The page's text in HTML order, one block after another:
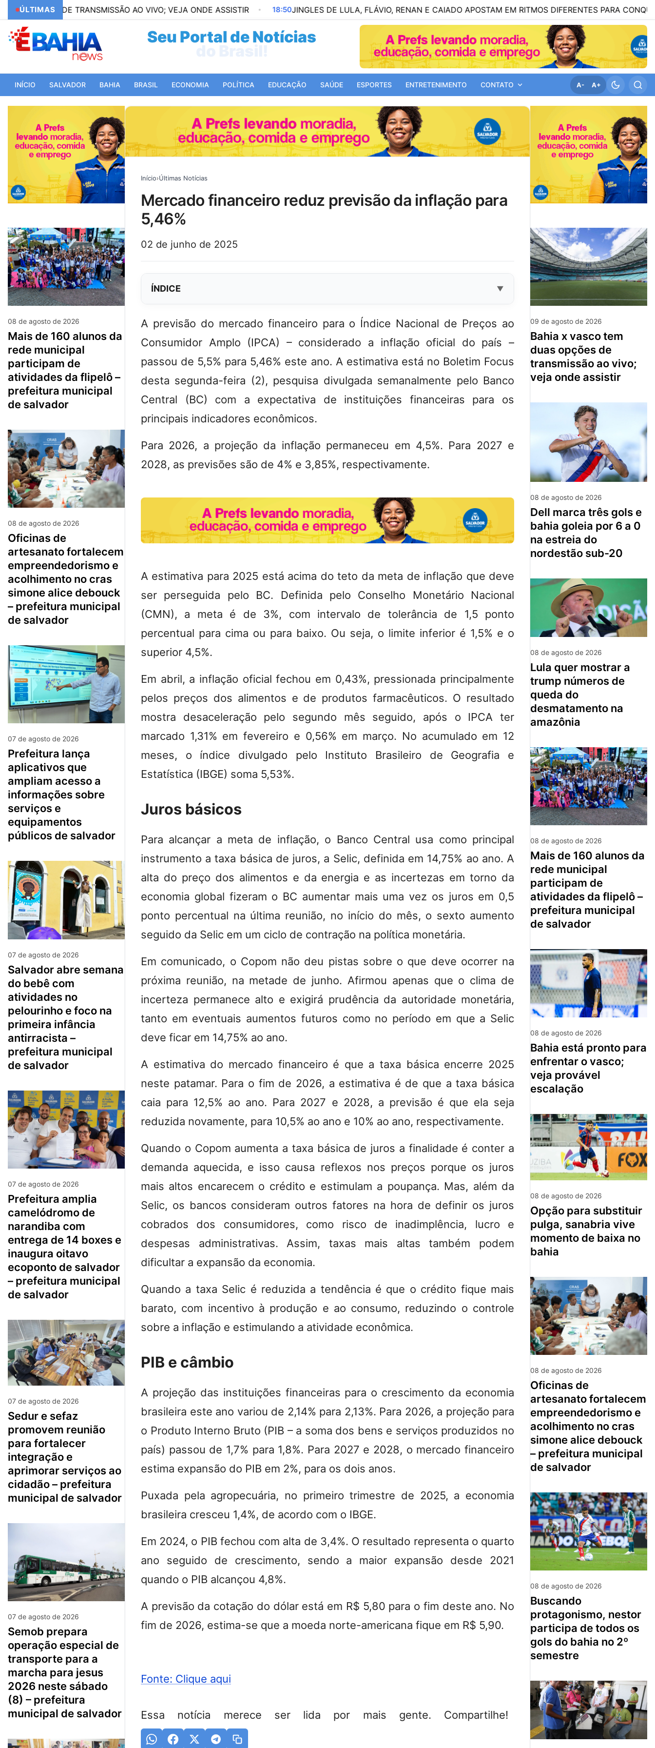
ÚLTIMAS
DE TRANSMISSÃO AO VIVO; VEJA ONDE ASSISTIR 18:50 JINGLES DE LULA, FLÁVIO, RENAN E CAIADO APOSTAM EM RITMOS DIFERENTES PARA CONQUISTAR
Seu Portal de Notícias
INÍCIO SALVADOR BAHIA BRASIL ECONOMIA POLÍTICA EDUCAÇÃO SAÚDE ESPORTES ENTRETENIMENTO CONTATO A- A+
08 de agosto de 2026
mais de 160 alunos da
rede municipal
participam de
atividades da flipelô –
prefeitura municipal
de salvador
08 de agosto de 2026
oficinas de
artesanato fortalecem
empreendedorismo e
acolhimento no cras
simone alice debouck
– prefeitura municipal
de salvador
07 de agosto de 2026
prefeitura lança
aplicativos que
ampliam acesso a
informações sobre
serviços e
equipamentos
públicos de salvador
07 de agosto de 2026
salvador abre semana
do bebê com
atividades no
pelourinho e foco na
primeira infância
antirracista –
prefeitura municipal
de salvador
07 de agosto de 2026
prefeitura amplia
camelódromo de
narandiba com
entrega de 14 boxes e
inaugura oitavo
ecoponto de salvador
– prefeitura municipal
de salvador
07 de agosto de 2026
sedur e sefaz
promovem reunião
para fortalecer
integração e
aprimorar serviços ao
cidadão – prefeitura
municipal de salvador
07 de agosto de 2026
semob prepara
operação especial de
transporte para a
marcha para jesus
2026 neste sábado
(8) – prefeitura
municipal de salvador
Início›Últimas Notícias
mercado financeiro reduz previsão da inflação para
5,46%
02 de junho de 2025
ÍNDICE
A previsão do mercado financeiro para o Índice Nacional de Preços ao
Consumidor Amplo (IPCA) – considerado a inflação oficial do país –
passou de 5,5% para 5,46% este ano. A estimativa está no Boletim Focus
desta segunda-feira (2), pesquisa divulgada semanalmente pelo Banco
Central (BC) com a expectativa de instituições financeiras para os
principais indicadores econômicos.
Para 2026, a projeção da inflação permaneceu em 4,5%. Para 2027 e
2028, as previsões são de 4% e 3,85%, respectivamente.
A estimativa para 2025 está acima do teto da meta de inflação que deve
ser perseguida pelo BC. Definida pelo Conselho Monetário Nacional
(CMN), a meta é de 3%, com intervalo de tolerância de 1,5 ponto
percentual para cima ou para baixo. Ou seja, o limite inferior é 1,5% e o
superior 4,5%.
Em abril, a inflação oficial fechou em 0,43%, pressionada principalmente
pelos preços dos alimentos e de produtos farmacêuticos. O resultado
mostra desaceleração pelo segundo mês seguido, após o IPCA ter
marcado 1,31% em fevereiro e 0,56% em março. No acumulado em 12
meses, o índice divulgado pelo Instituto Brasileiro de Geografia e
Estatística (IBGE) soma 5,53%.
Juros básicos
Para alcançar a meta de inflação, o Banco Central usa como principal
instrumento a taxa básica de juros, a Selic, definida em 14,75% ao ano. A
alta do preço dos alimentos e da energia e as incertezas em torno da
economia global fizeram o BC aumentar mais uma vez os juros em 0,5
ponto percentual na última reunião, no início do mês, o sexto aumento
seguido da Selic em um ciclo de contração na política monetária.
Em comunicado, o Copom não deu pistas sobre o que deve ocorrer na
próxima reunião, na metade de junho. Afirmou apenas que o clima de
incerteza permanece alto e exigirá prudência da autoridade monetária,
tanto em eventuais aumentos futuros como no período em que a Selic
deve ficar em 14,75% ao ano.
A estimativa do mercado financeiro é que a taxa básica encerre 2025
neste patamar. Para o fim de 2026, a estimativa é de que a taxa básica
caia para 12,5% ao ano. Para 2027 e 2028, a previsão é que ela seja
reduzida novamente, para 10,5% ao ano e 10% ao ano, respectivamente.
Quando o Copom aumenta a taxa básica de juros a finalidade é conter a
demanda aquecida, e isso causa reflexos nos preços porque os juros
mais altos encarecem o crédito e estimulam a poupança. Mas, além da
Selic, os bancos consideram outros fatores na hora de definir os juros
cobrados dos consumidores, como risco de inadimplência, lucro e
despesas administrativas. Assim, taxas mais altas também podem
dificultar a expansão da economia.
Quando a taxa Selic é reduzida a tendência é que o crédito fique mais
barato, com incentivo à produção e ao consumo, reduzindo o controle
sobre a inflação e estimulando a atividade econômica.
PIB e câmbio
A projeção das instituições financeiras para o crescimento da economia
brasileira este ano variou de 2,14% para 2,13%. Para 2026, a projeção para
o Produto Interno Bruto (PIB – a soma dos bens e serviços produzidos no
país) passou de 1,7% para 1,8%. Para 2027 e 2028, o mercado financeiro
estima expansão do PIB em 2%, para os dois anos.
Puxada pela agropecuária, no primeiro trimestre de 2025, a economia
brasileira cresceu 1,4%, de acordo com o IBGE.
Em 2024, o PIB fechou com alta de 3,4%. O resultado representa o quarto
ano seguido de crescimento, sendo a maior expansão desde 2021
quando o PIB alcançou 4,8%.
A previsão da cotação do dólar está em R$ 5,80 para o fim deste ano. No
fim de 2026, estima-se que a moeda norte-americana fique em R$ 5,90.
Fonte: Clique aqui
Essa notícia merece ser lida por mais gente. Compartilhe!
09 de agosto de 2026
bahia x vasco tem
duas opções de
transmissão ao vivo;
veja onde assistir
08 de agosto de 2026
dell marca três gols e
bahia goleia por 6 a 0
na estreia do
nordestão sub-20
08 de agosto de 2026
lula quer mostrar a
trump números de
queda do
desmatamento na
amazônia
08 de agosto de 2026
mais de 160 alunos da
rede municipal
participam de
atividades da flipelô –
prefeitura municipal
de salvador
08 de agosto de 2026
bahia está pronto para
enfrentar o vasco;
veja provável
escalação
08 de agosto de 2026
opção para substituir
pulga, sanabria vive
momento de baixa no
bahia
08 de agosto de 2026
oficinas de
artesanato fortalecem
empreendedorismo e
acolhimento no cras
simone alice debouck
– prefeitura municipal
de salvador
08 de agosto de 2026
buscando
protagonismo, nestor
participa de todos os
gols do bahia no 2º
semestre